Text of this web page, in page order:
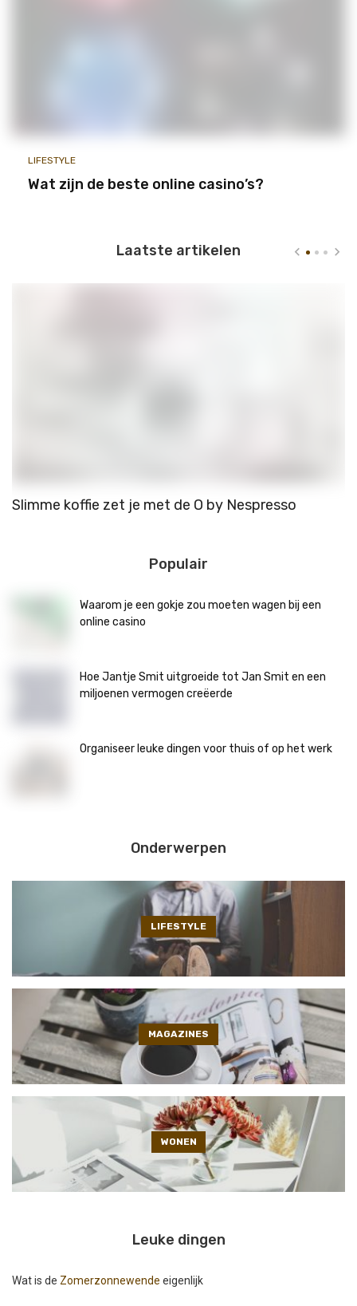
LIFESTYLE
Wat zijn de beste online casino’s?
Laatste artikelen
Slimme koffie zet je met de O by Nespresso
Populair
Waarom je een gokje zou moeten wagen bij een
online casino
Hoe Jantje Smit uitgroeide tot Jan Smit en een
miljoenen vermogen creëerde
Organiseer leuke dingen voor thuis of op het werk
Onderwerpen
LIFESTYLE
MAGAZINES
WONEN
Leuke dingen
Wat is de Zomerzonnewende eigenlijk